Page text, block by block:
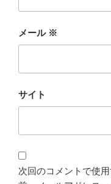
メール ※
サイト
次回のコメントで使